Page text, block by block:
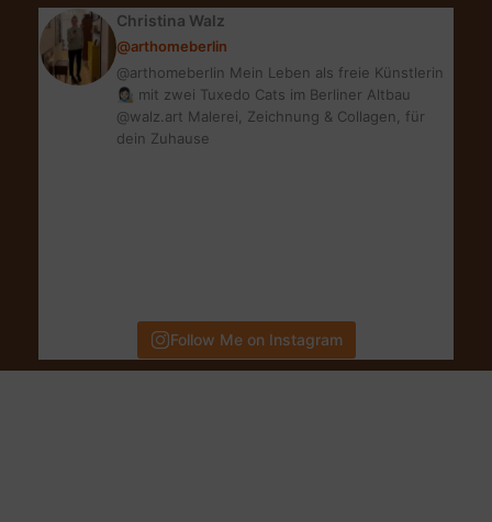
Christina Walz
@arthomeberlin
@arthomeberlin Mein Leben als freie Künstlerin
👩🏻‍🎨 mit zwei Tuxedo Cats im Berliner Altbau
@walz.art Malerei, Zeichnung & Collagen, für
dein Zuhause
Follow Me on Instagram